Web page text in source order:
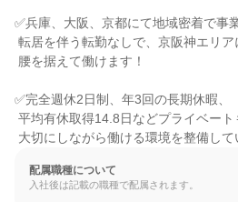
✅兵庫、大阪、京都にて地域密着で事
✅完全週休2日制、年3回の長期休暇、
大切にしながら働ける環境を整備して
配属職種について
入社後は記載の職種で配属されます。